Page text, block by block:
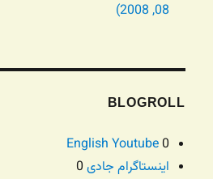
08, 2008)
BLOGROLL
English Youtube0
اینستاگرام جادی